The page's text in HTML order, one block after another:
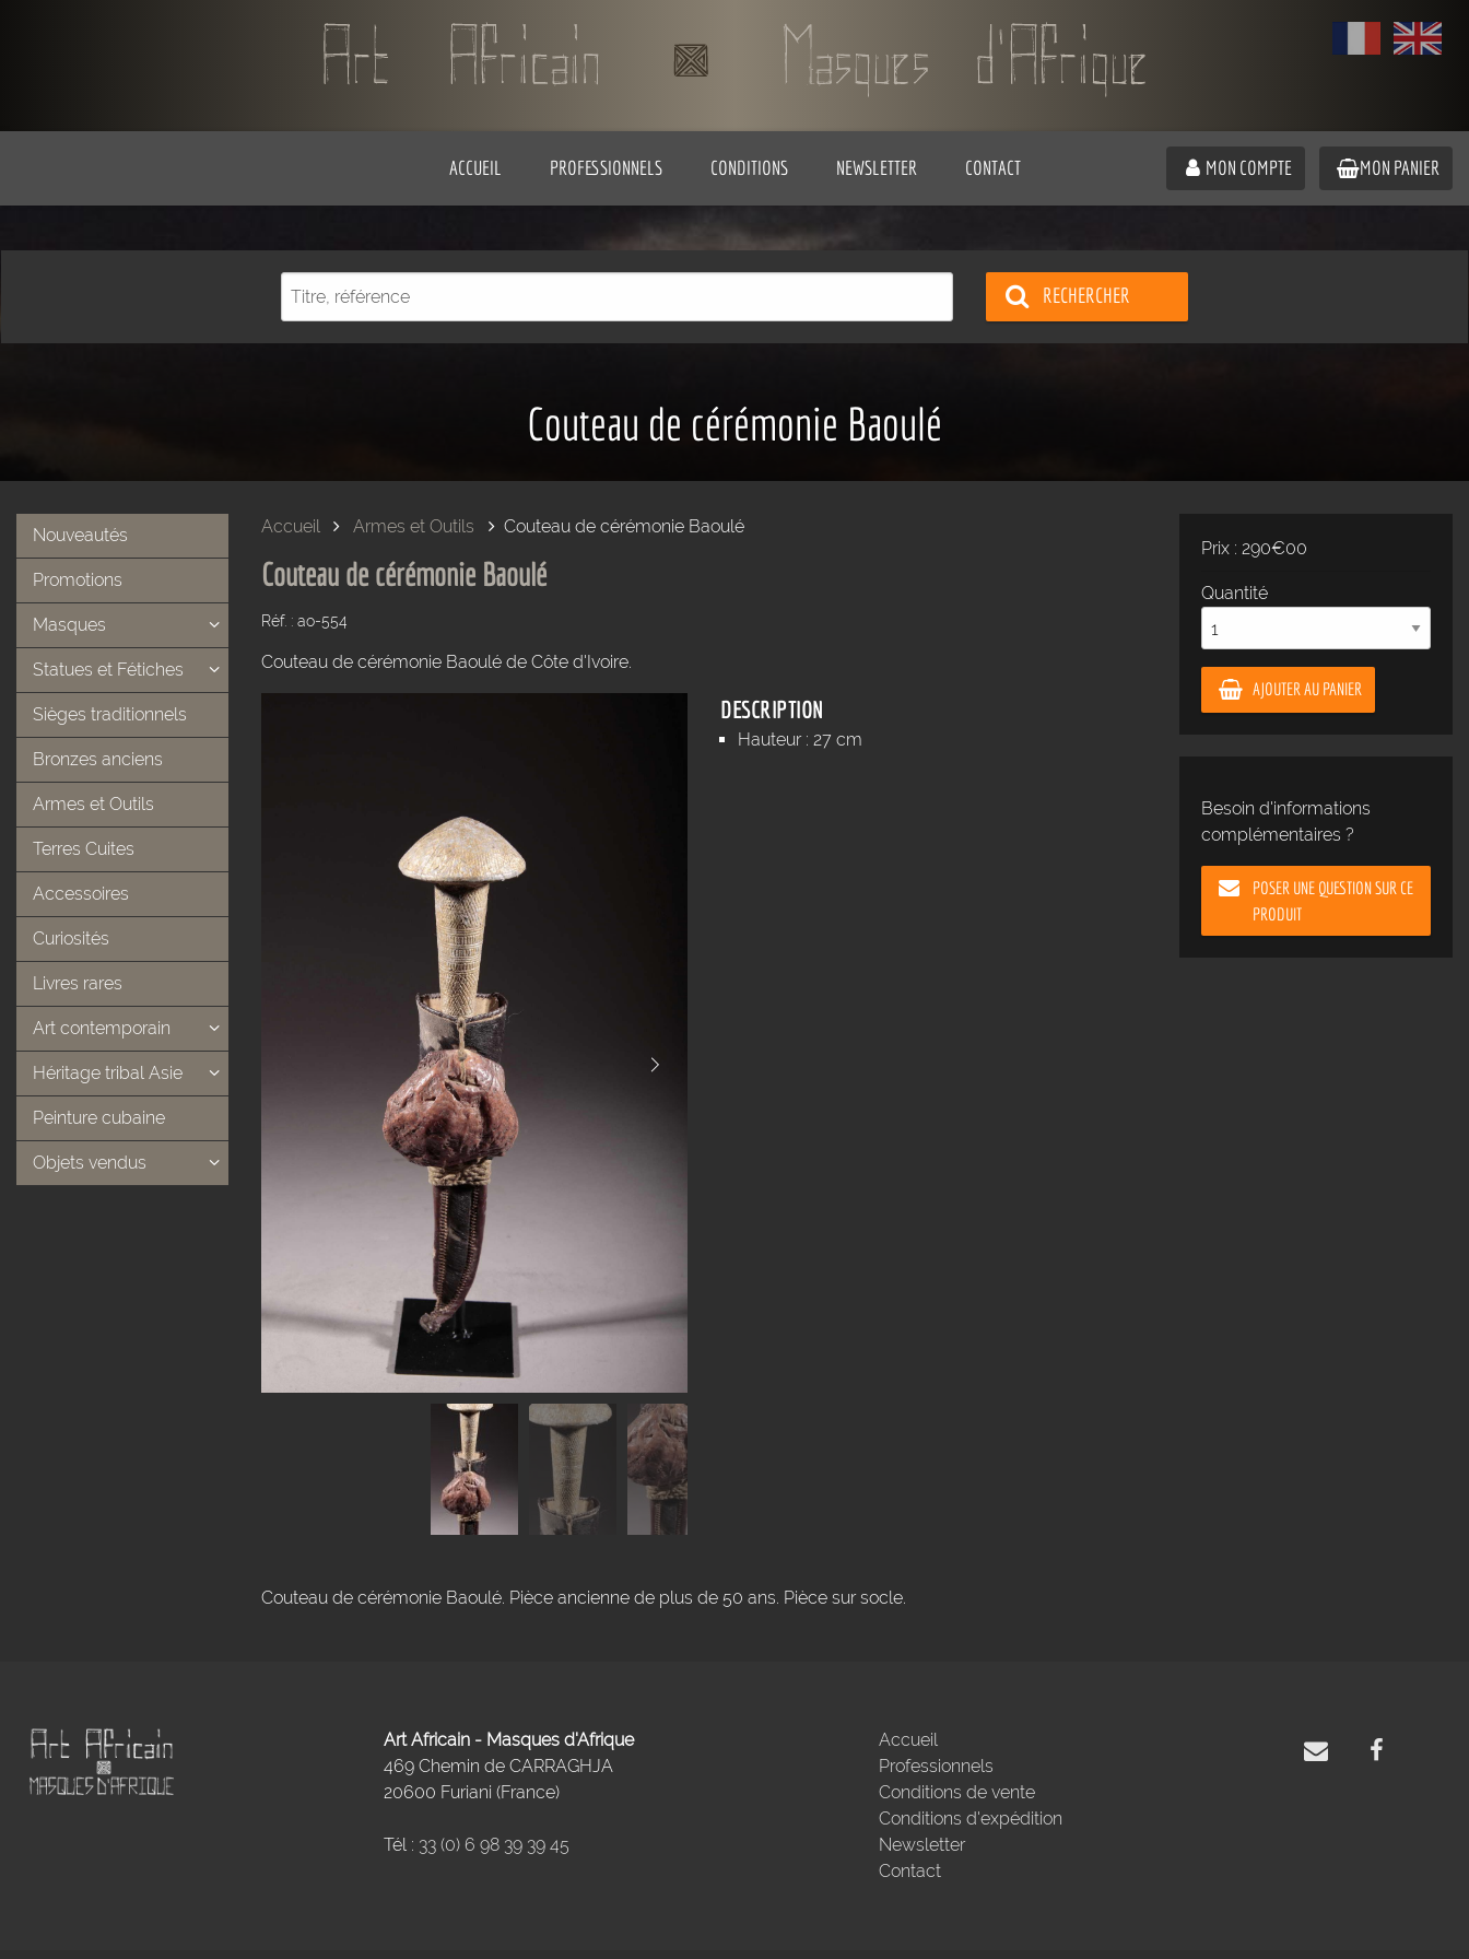
ACCUEIL PROFESSIONNELS CONDITIONS NEWSLETTER CONTACT MON COMPTE MON PANIER
RECHERCHER
Couteau de cérémonie Baoulé
Nouveautés
Promotions
Masques
Statues et Fétiches
Sièges traditionnels
Bronzes anciens
Armes et Outils
Terres Cuites
Accessoires
Curiosités
Livres rares
Art contemporain
Héritage tribal Asie
Peinture cubaine
Objets vendus
Accueil Armes et Outils Couteau de cérémonie Baoulé
Couteau de cérémonie Baoulé
Réf. : ao-554
Couteau de cérémonie Baoulé de Côte d'Ivoire.
DESCRIPTION
Hauteur : 27 cm
Couteau de cérémonie Baoulé. Pièce ancienne de plus de 50 ans. Pièce sur socle.
Prix : 290€00
Quantité
AJOUTER AU PANIER
Besoin d'informations
complémentaires ?
POSER UNE QUESTION SUR CE
PRODUIT
Art Africain - Masques d'Afrique
469 Chemin de CARRAGHJA
20600 Furiani (France)
Tél : 33 (0) 6 98 39 39 45
Accueil
Professionnels
Conditions de vente
Conditions d'expédition
Newsletter
Contact